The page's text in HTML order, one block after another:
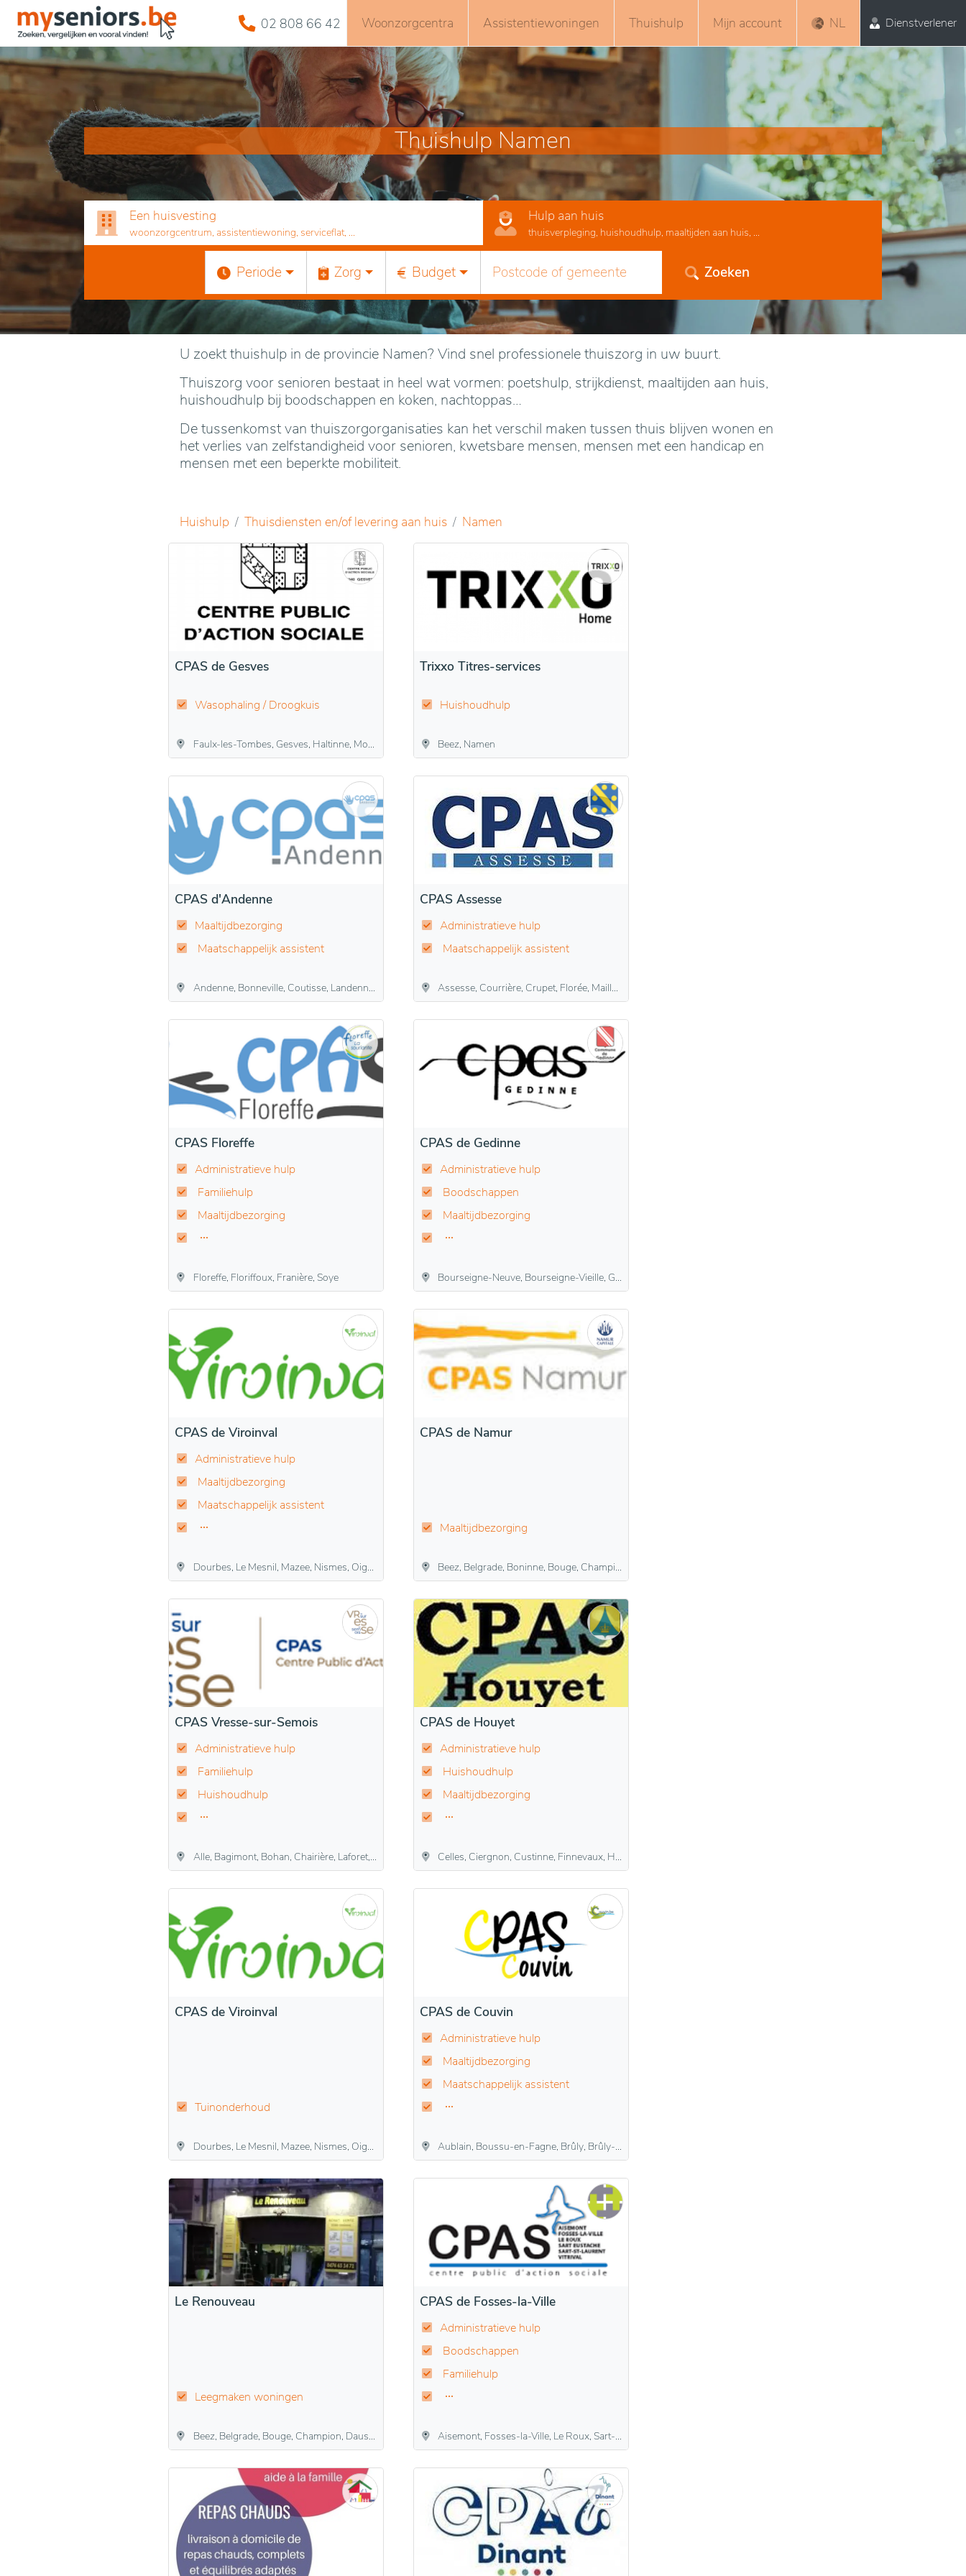
02 808 66 42 Woonzorgcentra Assistentiewoningen Thuishulp Mijn account NL Dienstverlener
Thuishulp Namen
Een huisvesting
woonzorgcentrum, assistentiewoning, serviceflat, ...
Hulp aan huis
thuisverpleging, huishoudhulp, maaltijden aan huis, ...
Periode Zorg Budget Zoeken
U zoekt thuishulp in de provincie Namen? Vind snel professionele thuiszorg in uw buurt.
Thuiszorg voor senioren bestaat in heel wat vormen: poetshulp, strijkdienst, maaltijden aan huis,
huishoudhulp bij boodschappen en koken, nachtoppas…
De tussenkomst van thuiszorgorganisaties kan het verschil maken tussen thuis blijven wonen en
het verlies van zelfstandigheid voor senioren, kwetsbare mensen, mensen met een handicap en
mensen met een beperkte mobiliteit.
Huishulp Thuisdiensten en/of levering aan huis Namen
CPAS de Gesves
Wasophaling / Droogkuis
Faulx-les-Tombes, Gesves, Haltinne, Mozet, Sorée
Trixxo Titres-services
Huishoudhulp
Beez, Namen
CPAS d'Andenne
Maaltijdbezorging
Maatschappelijk assistent
Andenne, Bonneville, Coutisse, Landenne, Maizeret, Namêche, Sclayn, Seilles, Thon, Vezin
CPAS Assesse
Administratieve hulp
Maatschappelijk assistent
Assesse, Courrière, Crupet, Florée, Maillen, Sart-Bernard, Sorinne-la-Longue
CPAS Floreffe
Administratieve hulp
Familiehulp
Maaltijdbezorging
Floreffe, Floriffoux, Franière, Soye
CPAS de Gedinne
Administratieve hulp
Boodschappen
Maaltijdbezorging
Bourseigne-Neuve, Bourseigne-Vieille, Gedinne, Houdremont, Louette-Saint-Denis, Louette-Saint-Pierre, Malvoisin, Patignies, Rienne, Sart-Custinne, Vencimont, Willerzie
CPAS de Viroinval
Administratieve hulp
Maaltijdbezorging
Maatschappelijk assistent
Dourbes, Le Mesnil, Mazee, Nismes, Oignies-en-Thiérache, Olloy-sur-Viroin, Treignes, Vierves-sur-Viroin, Viroinval
CPAS de Namur
Maaltijdbezorging
Beez, Belgrade, Boninne, Bouge, Champion, Daussoulx, Dave, Flawinne, Gelbressée, Jambes, Malonne, Marche-les-Dames, Namen, Naninne, Saint-Marc, Saint-Servais, Suarlée, Temploux, Vedrin, Wépion, Wierde
CPAS Vresse-sur-Semois
Administratieve hulp
Familiehulp
Huishoudhulp
Alle, Bagimont, Bohan, Chairière, Laforet, Membre, Mouzaive, Nafraiture, Orchimont, Pussemange, Sugny, Vresse-sur-Semois
CPAS de Houyet
Administratieve hulp
Huishoudhulp
Maaltijdbezorging
Celles, Ciergnon, Custinne, Finnevaux, Hour, Houyet, Hulsonniaux, Mesnil-Eglise, Mesnil-Saint-Blaise, Wanlin
CPAS de Viroinval
Tuinonderhoud
Dourbes, Le Mesnil, Mazee, Nismes, Oignies-en-Thiérache, Olloy-sur-Viroin, Treignes, Vierves-sur-Viroin, Viroinval
CPAS de Couvin
Administratieve hulp
Maaltijdbezorging
Maatschappelijk assistent
Aublain, Boussu-en-Fagne, Brûly, Brûly-de-Pesche, Couvin, Cul-des-Sarts, Dailly, Frasnes, Gonrieux, Mariembourg, Pesche, Petigny, Petite-Chapelle, Presgaux
Le Renouveau
Leegmaken woningen
Beez, Belgrade, Bouge, Champion, Daussoulx, Dave, Flawinne, Jambes, Malonne, Namen, Naninne, Suarlée, Temploux, Vedrin, Wépion, Wierde
CPAS de Fosses-la-Ville
Administratieve hulp
Boodschappen
Familiehulp
Aisemont, Fosses-la-Ville, Le Roux, Sart-Eustache, Sart-Saint-Laurent, Vitrival